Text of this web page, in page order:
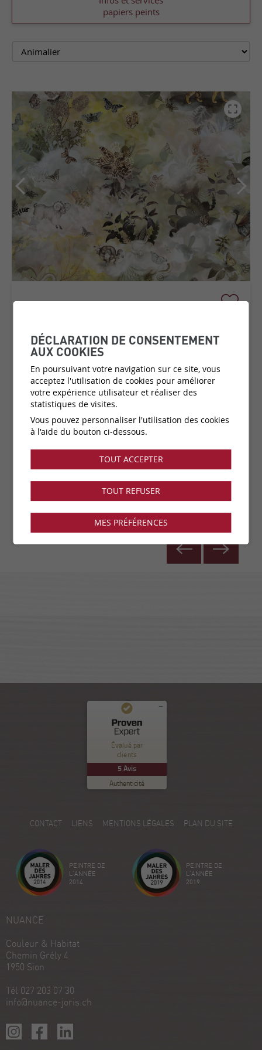
papiers peints
COLLECTION:MEMENTO MOOOI
MEDLEY
Matière:Imprimé sur un tissus à la finition douce
Catégorie de prix: C4
Couleurs: 3 disponibles
Fabricant: Arte
Vendu par:mètre linéaire
Évalué par
clients
5Avis
Authenticité
Commentaires et expériences des clients pour
Nuance Sion
100
%
Recommandé sur
ProvenExpert.com
EXCELLENT
5.00
/
5
Créez votre propre sceau maintenant
18/12/2025
Voir le profil
CONTACT LIENS MENTIONS LÉGALES PLAN DU SITE
PEINTRE DE
L'ANNÉE
2014
PEINTRE DE
L'ANNÉE
2019
NUANCE
Couleur & Habitat
Chemin Grély 4
1950 Sion
Tél 027 203 07 30
info@nuance-joris.ch
DÉCLARATION DE CONSENTEMENT
AUX COOKIES
En poursuivant votre navigation sur ce site, vous
acceptez l'utilisation de cookies pour améliorer
votre expérience utilisateur et réaliser des
statistiques de visites.
Vous pouvez personnaliser l'utilisation des cookies
à l'aide du bouton ci-dessous.
TOUT ACCEPTER
TOUT REFUSER
MES PRÉFÉRENCES